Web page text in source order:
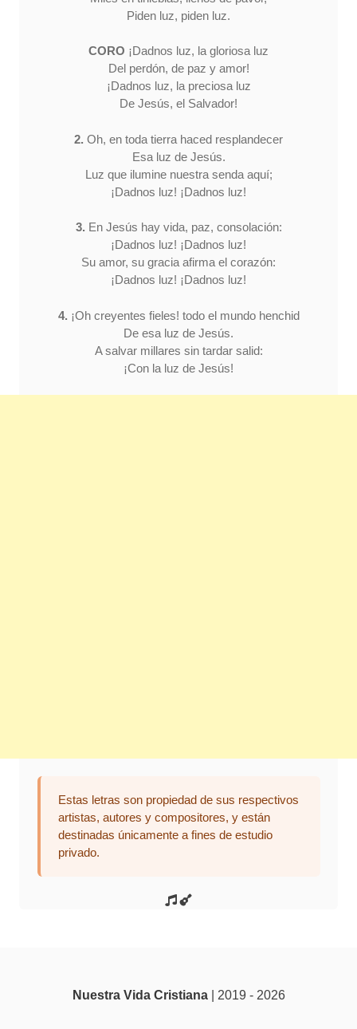
Piden luz, piden luz.
CORO ¡Dadnos luz, la gloriosa luz
Del perdón, de paz y amor!
¡Dadnos luz, la preciosa luz
De Jesús, el Salvador!
2. Oh, en toda tierra haced resplandecer
Esa luz de Jesús.
Luz que ilumine nuestra senda aquí;
¡Dadnos luz! ¡Dadnos luz!
3. En Jesús hay vida, paz, consolación:
¡Dadnos luz! ¡Dadnos luz!
Su amor, su gracia afirma el corazón:
¡Dadnos luz! ¡Dadnos luz!
4. ¡Oh creyentes fieles! todo el mundo henchid
De esa luz de Jesús.
A salvar millares sin tardar salid:
¡Con la luz de Jesús!
Estas letras son propiedad de sus respectivos
artistas, autores y compositores, y están
destinadas únicamente a fines de estudio
privado.
Nuestra Vida Cristiana| 2019 - 2026